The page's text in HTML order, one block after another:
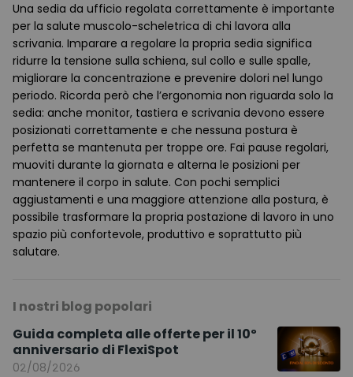
Una sedia da ufficio regolata correttamente è importante
per la salute muscolo-scheletrica di chi lavora alla
scrivania. Imparare a regolare la propria sedia significa
ridurre la tensione sulla schiena, sul collo e sulle spalle,
migliorare la concentrazione e prevenire dolori nel lungo
periodo. Ricorda però che l’ergonomia non riguarda solo la
sedia: anche monitor, tastiera e scrivania devono essere
posizionati correttamente e che nessuna postura è
perfetta se mantenuta per troppe ore. Fai pause regolari,
muoviti durante la giornata e alterna le posizioni per
mantenere il corpo in salute. Con pochi semplici
aggiustamenti e una maggiore attenzione alla postura, è
possibile trasformare la propria postazione di lavoro in uno
spazio più confortevole, produttivo e soprattutto più
salutare.
I nostri blog popolari
Guida completa alle offerte per il 10º
anniversario di FlexiSpot
02/08/2026